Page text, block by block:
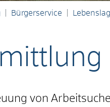
Bürgerservice
von